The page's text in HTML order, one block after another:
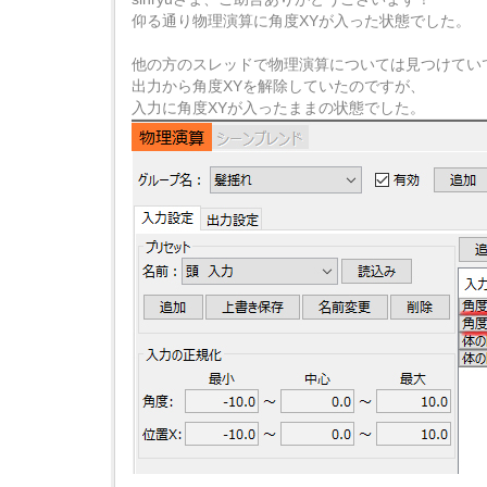
仰る通り物理演算に角度XYが入った状態でした。
他の方のスレッドで物理演算については見つけてい
出力から角度XYを解除していたのですが、
入力に角度XYが入ったままの状態でした。